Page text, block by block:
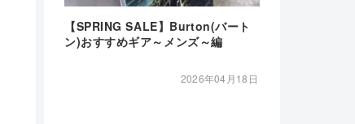
【SPRING SALE】Burton(バート
ン)おすすめギア～メンズ～編
2026年04月18日